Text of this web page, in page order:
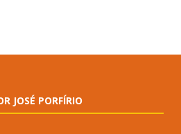
JOSÉ PORFÍRIO